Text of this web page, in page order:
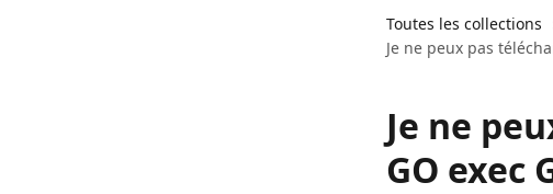
Toutes les collections
Je ne peux pas
Je ne
GO exec